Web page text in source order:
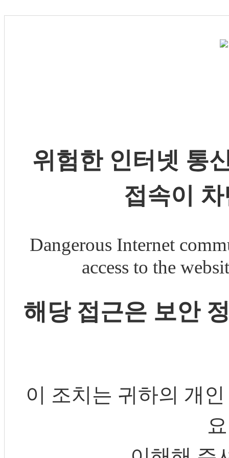
위험한 인터넷 통
접속이
Dangerous Internet
access to the
해당 접근은 보안
이 조치는 귀하의 개